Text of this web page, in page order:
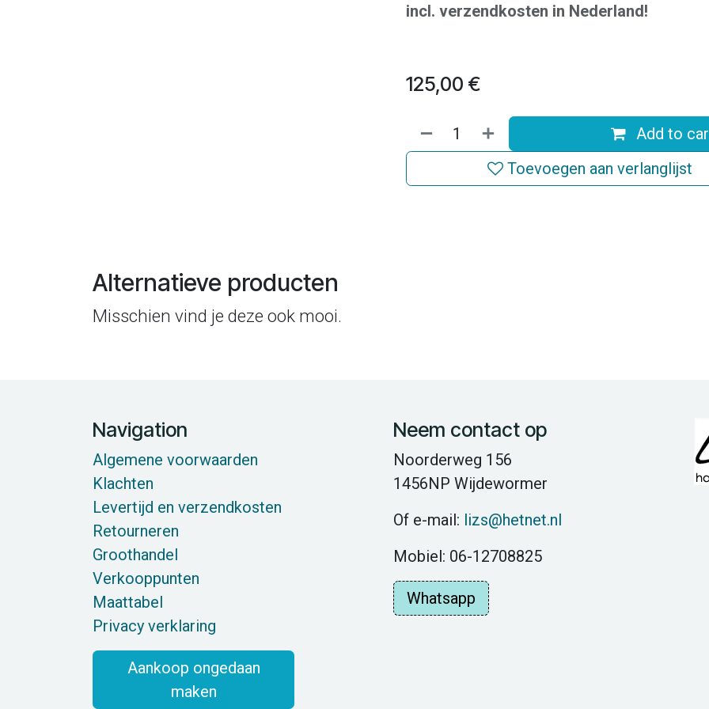
incl. verzendkosten in Nederland!
125,00 €
Add to
Toevoegen aan verlanglijst
Alternatieve producten
Misschien vind je deze ook mooi.
Navigation
Algemene voorwaarden
Klachten
Levertijd en verzendkosten
Retourneren
Groothandel
Verkooppunten
Maattabel
Privacy verklaring
Aankoop ongedaan
maken
Neem contact op
Noorderweg 156
1456NP Wijdewormer
Of e-mail: lizs@hetnet.nl
Mobiel: 06-12708825
Whatsapp